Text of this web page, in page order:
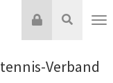
Suche
Login
Verband